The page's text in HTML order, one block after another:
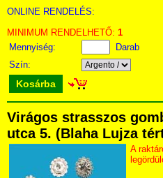
ONLINE RENDELÉS:
MINIMUM RENDELHETŐ: 1
Mennyiség:
Darab
Szín:
Kosárba
Virágos strasszos
utca 5. (Blaha Lujza
A